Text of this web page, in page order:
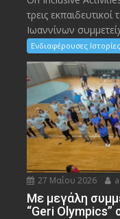
τρεις
Ιωαννίνων
Ενδιαφέρουσες Ιστορίες
27 Μαΐου 2026
Με μεγάλη
“Geri Olympics”